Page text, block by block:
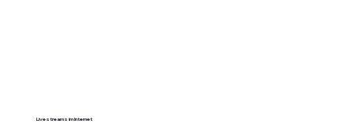
Livestreams im Internet